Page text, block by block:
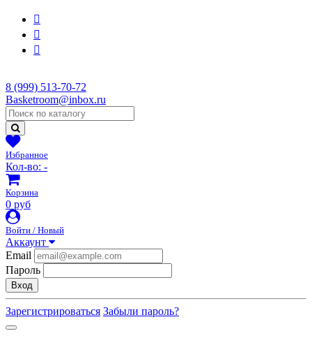
8 (999) 513-70-72
Basketroom@inbox.ru
Избранное
Кол-во: -
Корзина
0 руб
Войти / Новый
Аккаунт
Email
Пароль
Вход
Зарегистрироваться Забыли пароль?